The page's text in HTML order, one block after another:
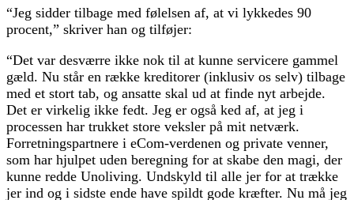
“Jeg sidder tilbage med følelsen af, at vi lykkedes 90
procent,” skriver han og tilføjer:
“Det var desværre ikke nok til at kunne servicere gammel
gæld. Nu står en række kreditorer (inklusiv os selv) tilbage
med et stort tab, og ansatte skal ud at finde nyt arbejde.
Det er virkelig ikke fedt. Jeg er også ked af, at jeg i
processen har trukket store veksler på mit netværk.
Forretningspartnere i eCom-verdenen og private venner,
som har hjulpet uden beregning for at skabe den magi, der
kunne redde Unoliving. Undskyld til alle jer for at trække
jer ind og i sidste ende have spildt gode kræfter. Nu må jeg